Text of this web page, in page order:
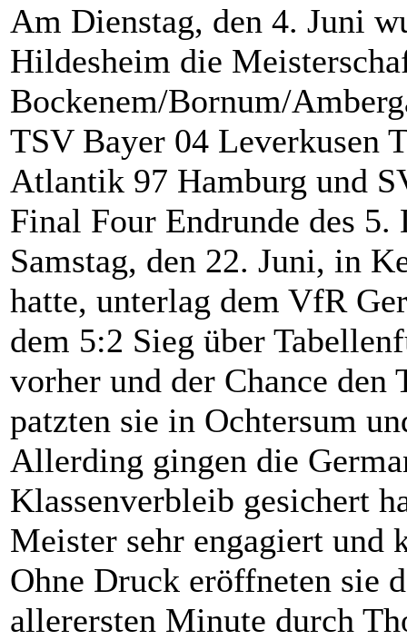
Am Dienstag, den 4. Juni
Hildesheim die
Bockenem/Bornum/
TSV Bayer 04 Leverkusen
Atlantik 97 Hamburg und
Final Four Endrunde des 5.
Samstag, den 22. Juni, in
hatte, unterlag dem VfR
dem 5:2 Sieg über
vorher und der Chance
patzten sie in Ochtersum
Allerding gingen die
Klassenverbleib gesichert
Meister sehr engagiert und
Ohne Druck eröffneten sie
allerersten Minute durch